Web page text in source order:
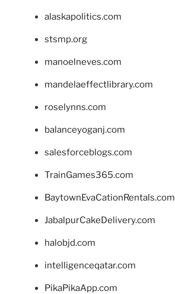
alaskapolitics.com
stsmp.org
manoelneves.com
mandelaeffectlibrary.com
roselynns.com
balanceyoganj.com
salesforceblogs.com
TrainGames365.com
BaytownEvaCationRentals.com
JabalpurCakeDelivery.com
halobjd.com
intelligenceqatar.com
PikaPikaApp.com